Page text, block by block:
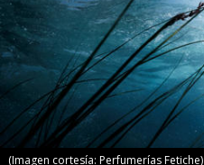
(Imagen cortesía: Perfumerías Fetiche)